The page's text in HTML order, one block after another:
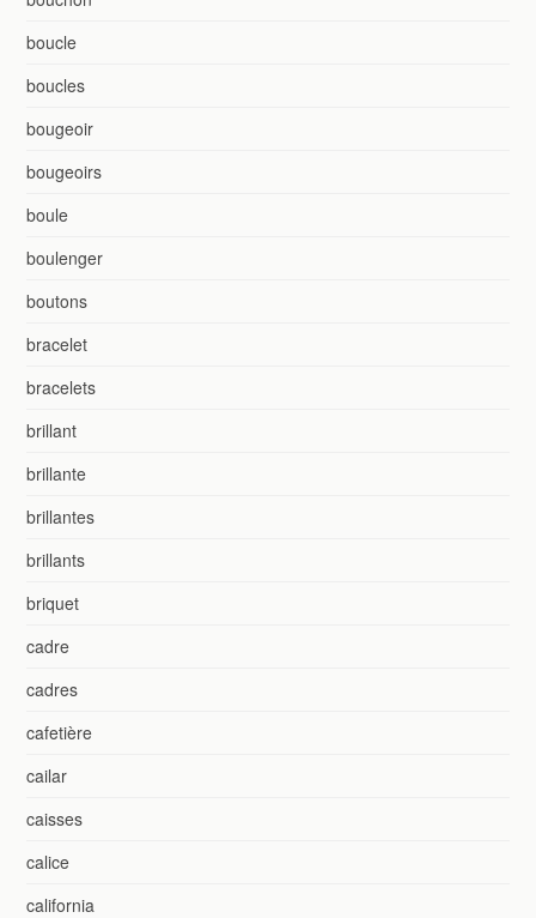
boucle
boucles
bougeoir
bougeoirs
boule
boulenger
boutons
bracelet
bracelets
brillant
brillante
brillantes
brillants
briquet
cadre
cadres
cafetière
cailar
caisses
calice
california